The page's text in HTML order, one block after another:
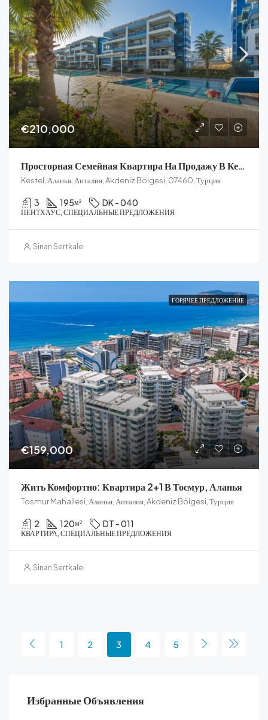
€210,000
Просторная Семейная Квартира На Продажу В Кестеле
Kestel, Аланья, Анталия, Akdeniz Bölgesi, 07460, Турция
3 195м² DK - 040
ПЕНТХАУС, СПЕЦИАЛЬНЫЕ ПРЕДЛОЖЕНИЯ
Sinan Sertkale
ГОРЯЧЕЕ ПРЕДЛОЖЕНИЕ
€159,000
Жить Комфортно: Квартира 2+1 В Тосмур, Аланья
Tosmur Mahallesi, Аланья, Анталия, Akdeniz Bölgesi, Турция
2 120м² DT - 011
КВАРТИРА, СПЕЦИАЛЬНЫЕ ПРЕДЛОЖЕНИЯ
Sinan Sertkale
1 2 3 4 5
Избранные Объявления